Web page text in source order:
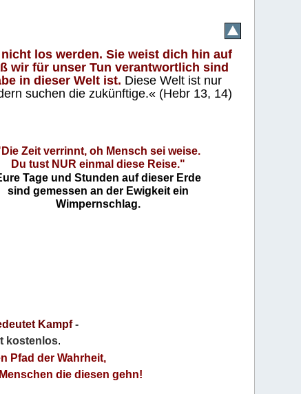
los werden. Sie weist dich hin auf
wir für unser Tun verantwortlich sind
in dieser Welt ist. Diese Welt ist nur
suchen die zukünftige.« (Hebr 13, 14)
Zeit verrinnt, oh Mensch sei weise.
Du tust NUR einmal diese Reise."
Tage und Stunden auf dieser Erde
sind gemessen an der Ewigkeit ein
Wimpernschlag.
Kampf-
kostenlos.
Pfad der Wahrheit,
die diesen gehn!